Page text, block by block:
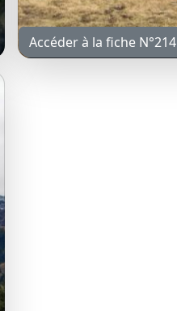
Accéder à la fiche N°214